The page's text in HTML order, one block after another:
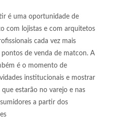
é uma oportunidade de
com lojistas e com arquitetos
cada vez mais
pontos de venda de matcon. A
é o momento de
institucionais e mostrar
que estarão no varejo e nas
a partir dos